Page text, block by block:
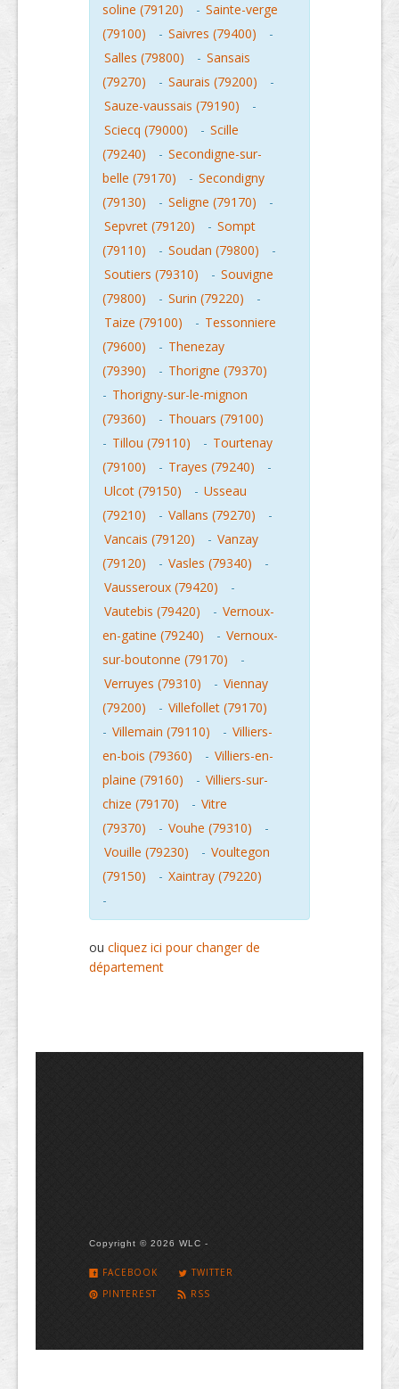
soline (79120)
- Sainte-verge
(79100)
- Saivres (79400)
-
Salles (79800)
- Sansais
(79270)
- Saurais (79200)
-
Sauze-vaussais (79190)
-
Sciecq (79000)
- Scille
(79240)
- Secondigne-sur-
belle (79170)
- Secondigny
(79130)
- Seligne (79170)
-
Sepvret (79120)
- Sompt
(79110)
- Soudan (79800)
-
Soutiers (79310)
- Souvigne
(79800)
- Surin (79220)
-
Taize (79100)
- Tessonniere
(79600)
- Thenezay
(79390)
- Thorigne (79370)
- Thorigny-sur-le-mignon
(79360)
- Thouars (79100)
- Tillou (79110) - Tourtenay
(79100)
- Trayes (79240)
-
Ulcot (79150)
- Usseau
(79210)
- Vallans (79270)
-
Vancais (79120)
- Vanzay
(79120)
- Vasles (79340)
-
Vausseroux (79420)
-
Vautebis (79420)
- Vernoux-
en-gatine (79240)
- Vernoux-
sur-boutonne (79170)
-
Verruyes (79310)
- Viennay
(79200)
- Villefollet (79170)
- Villemain (79110) - Villiers-
en-bois (79360)
- Villiers-en-
plaine (79160)
- Villiers-sur-
chize (79170)
- Vitre
(79370)
- Vouhe (79310)
-
Vouille (79230)
- Voultegon
(79150)
- Xaintray (79220)
-
ou cliquez ici pour changer de
département
Copyright © 2026 WLC -
FACEBOOK
TWITTER
PINTEREST
RSS